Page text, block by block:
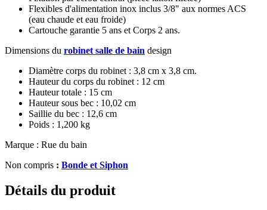
Flexibles d'alimentation inox inclus 3/8" aux normes ACS
(eau chaude et eau froide)
Cartouche garantie 5 ans et Corps 2 ans.
Dimensions du robinet salle de bain design
Diamètre corps du robinet : 3,8 cm x 3,8 cm.
Hauteur du corps du robinet : 12 cm
Hauteur totale : 15 cm
Hauteur sous bec : 10,02 cm
Saillie du bec : 12,6 cm
Poids : 1,200 kg
Marque : Rue du bain
Non compris : Bonde et Siphon
Détails du produit